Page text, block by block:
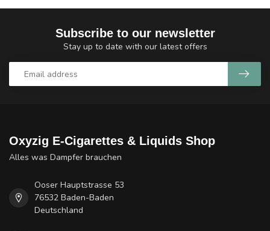
Subscribe to our newsletter
Stay up to date with our latest offers
Oxyzig E-Cigarettes & Liquids Shop
Alles was Dampfer brauchen
Ooser Hauptstrasse 53
76532 Baden-Baden
Deutschland